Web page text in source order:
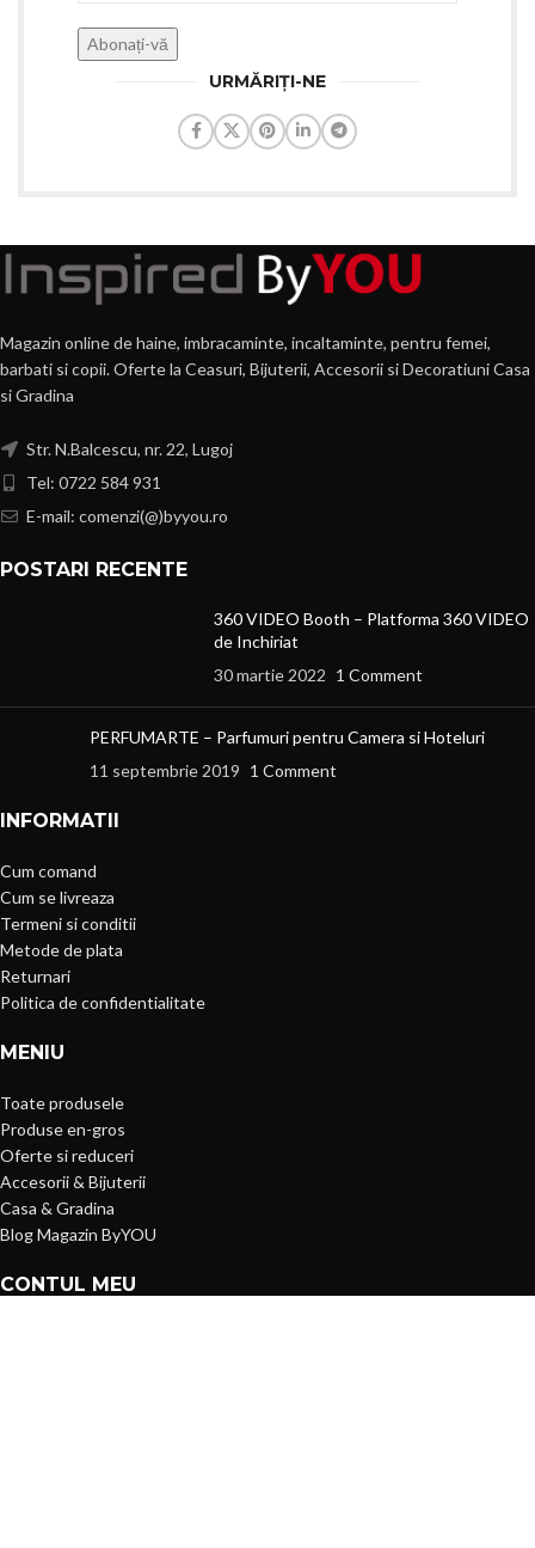
URMĂRIȚI-NE
Magazin online de haine, imbracaminte, incaltaminte, pentru femei,
barbati si copii. Oferte la Ceasuri, Bijuterii, Accesorii si Decoratiuni Casa
si Gradina
Str. N.Balcescu, nr. 22, Lugoj
Tel: 0722 584 931
E-mail: comenzi(@)byyou.ro
POSTARI RECENTE
360 VIDEO Booth – Platforma 360 VIDEO
de Inchiriat
30 martie 2022 1 Comment
PERFUMARTE – Parfumuri pentru Camera si Hoteluri
11 septembrie 2019 1 Comment
INFORMATII
Cum comand
Cum se livreaza
Termeni si conditii
Metode de plata
Returnari
Politica de confidentialitate
MENIU
Toate produsele
Produse en-gros
Oferte si reduceri
Accesorii & Bijuterii
Casa & Gradina
Blog Magazin ByYOU
CONTUL MEU